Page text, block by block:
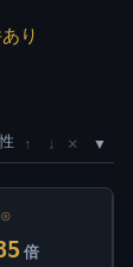
り
↑ ↓ ×
⊙
倍